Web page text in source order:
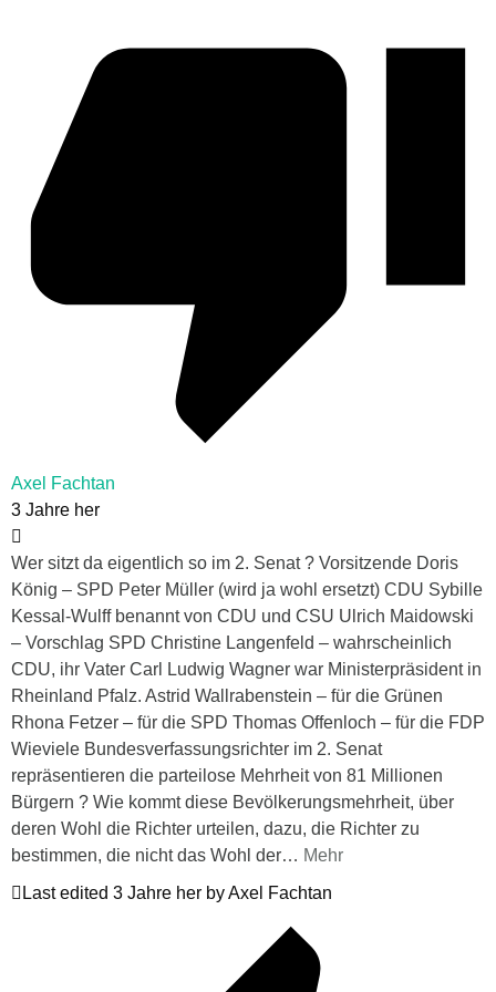
Axel Fachtan
3 Jahre her
Wer sitzt da eigentlich so im 2. Senat ? Vorsitzende Doris
König – SPD Peter Müller (wird ja wohl ersetzt) CDU Sybille
Kessal-Wulff benannt von CDU und CSU Ulrich Maidowski
– Vorschlag SPD Christine Langenfeld – wahrscheinlich
CDU, ihr Vater Carl Ludwig Wagner war Ministerpräsident in
Rheinland Pfalz. Astrid Wallrabenstein – für die Grünen
Rhona Fetzer – für die SPD Thomas Offenloch – für die FDP
Wieviele Bundesverfassungsrichter im 2. Senat
repräsentieren die parteilose Mehrheit von 81 Millionen
Bürgern ? Wie kommt diese Bevölkerungsmehrheit, über
deren Wohl die Richter urteilen, dazu, die Richter zu
bestimmen, die nicht das Wohl der… Mehr
Last edited 3 Jahre her by Axel Fachtan